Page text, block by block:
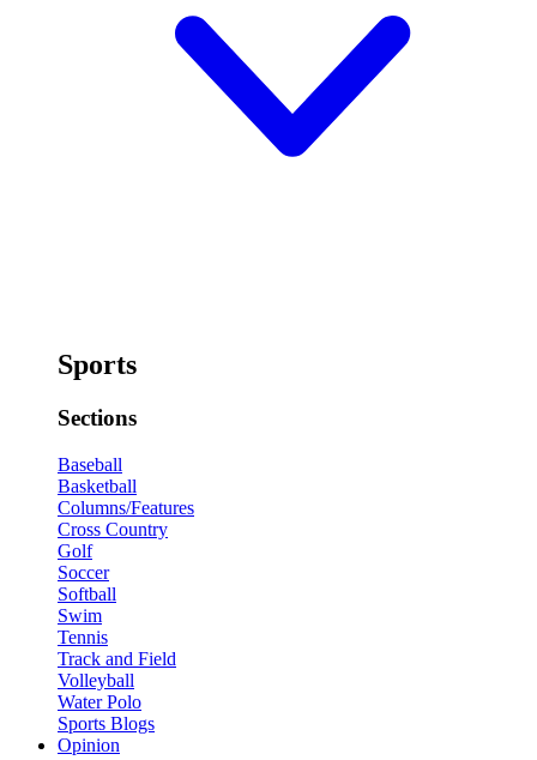
Sports
Sections
Baseball
Basketball
Columns/Features
Cross Country
Golf
Soccer
Softball
Swim
Tennis
Track and Field
Volleyball
Water Polo
Sports Blogs
Opinion